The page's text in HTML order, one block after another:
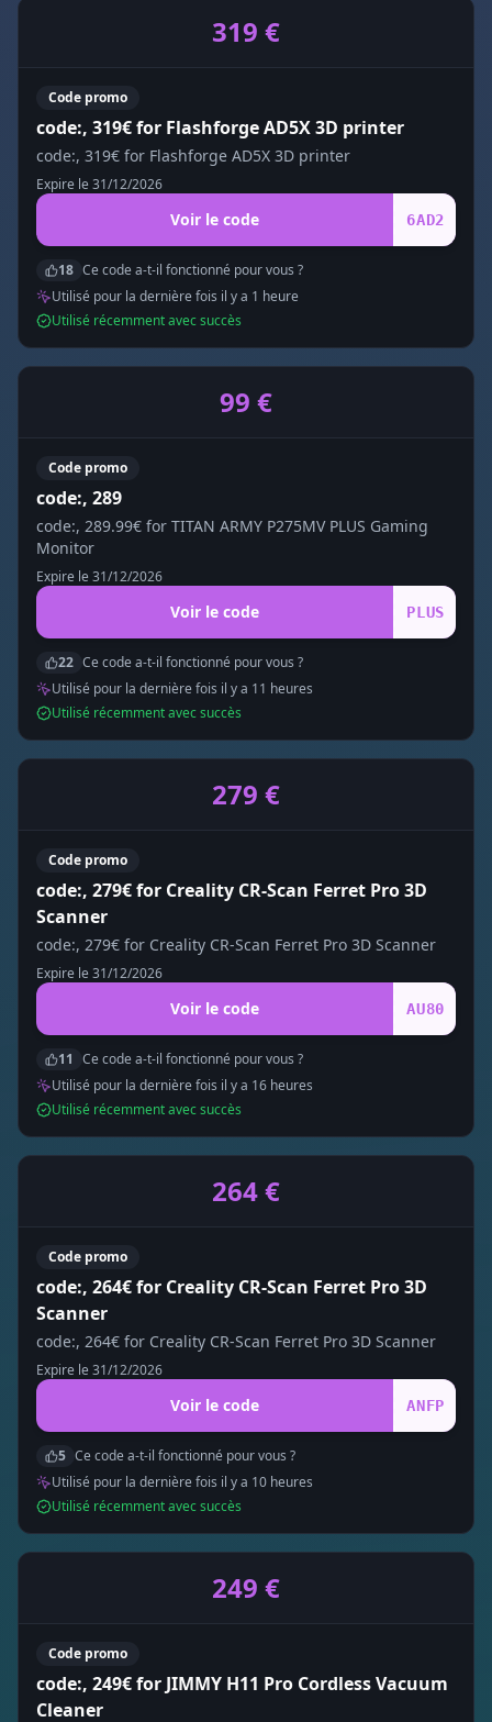
319 €
Code promo
code:, 319€ for Flashforge AD5X 3D printer
code:, 319€ for Flashforge AD5X 3D printer
Expire le 31/12/2026
Voir le code 6AD2
18 Ce code a-t-il fonctionné pour vous ?
Utilisé pour la dernière fois il y a 1 heure
Utilisé récemment avec succès
99 €
Code promo
code:, 289
code:, 289.99€ for TITAN ARMY P275MV PLUS Gaming
Monitor
Expire le 31/12/2026
Voir le code PLUS
22 Ce code a-t-il fonctionné pour vous ?
Utilisé pour la dernière fois il y a 11 heures
Utilisé récemment avec succès
279 €
Code promo
code:, 279€ for Creality CR-Scan Ferret Pro 3D
Scanner
code:, 279€ for Creality CR-Scan Ferret Pro 3D Scanner
Expire le 31/12/2026
Voir le code AU80
11 Ce code a-t-il fonctionné pour vous ?
Utilisé pour la dernière fois il y a 16 heures
Utilisé récemment avec succès
264 €
Code promo
code:, 264€ for Creality CR-Scan Ferret Pro 3D
Scanner
code:, 264€ for Creality CR-Scan Ferret Pro 3D Scanner
Expire le 31/12/2026
Voir le code ANFP
5 Ce code a-t-il fonctionné pour vous ?
Utilisé pour la dernière fois il y a 10 heures
Utilisé récemment avec succès
249 €
Code promo
code:, 249€ for JIMMY H11 Pro Cordless Vacuum
Cleaner